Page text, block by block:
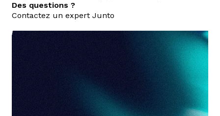
Des questions ?
Contactez un expert Junto